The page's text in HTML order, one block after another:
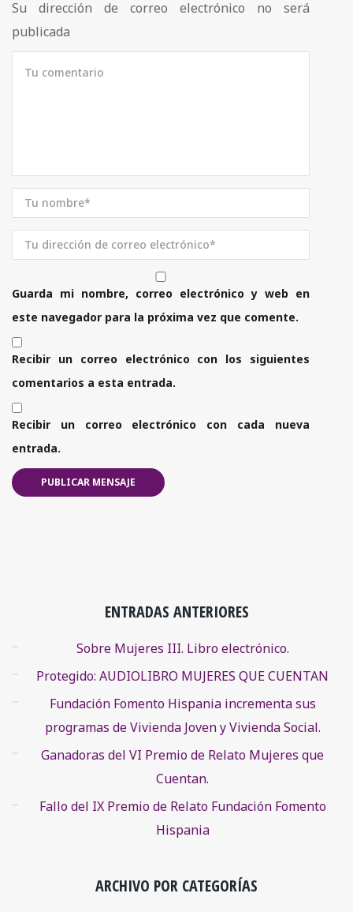
Su dirección de correo electrónico no será
publicada
Guarda mi nombre, correo electrónico y web en
este navegador para la próxima vez que comente.
Recibir un correo electrónico con los siguientes
comentarios a esta entrada.
Recibir un correo electrónico con cada nueva
entrada.
ENTRADAS ANTERIORES
Sobre Mujeres III. Libro electrónico.
Protegido: AUDIOLIBRO MUJERES QUE CUENTAN
Fundación Fomento Hispania incrementa sus
programas de Vivienda Joven y Vivienda Social.
Ganadoras del VI Premio de Relato Mujeres que
Cuentan.
Fallo del IX Premio de Relato Fundación Fomento
Hispania
ARCHIVO POR CATEGORÍAS